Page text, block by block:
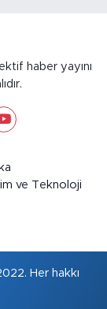
haber yayını
ve Teknoloji
Her hakkı